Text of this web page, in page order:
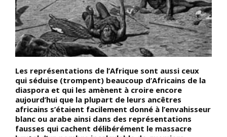
Les représentations de l’Afrique sont aussi ceux
qui séduise (trompent) beaucoup d’Africains de la
diaspora et qui les amènent à croire encore
aujourd’hui que la plupart de leurs ancêtres
africains s’étaient facilement donné à l’envahisseur
blanc ou arabe ainsi dans des représentations
fausses qui cachent délibérément le massacre